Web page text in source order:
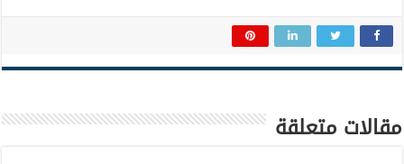
مقالات متعلقة